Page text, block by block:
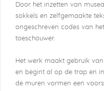
Door het inzetten van
sokkels en zelfgemaakte
ongeschreven codes van
toeschouwer.
Het werk maakt gebruik
en begint al op de trap en
de muren vormen een